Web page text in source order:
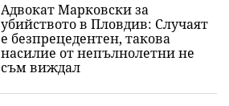
Адвокат Марковски за
убийството в Пловдив: Случаят
е безпрецедентен, такова
насилие от непълнолетни не
съм виждал